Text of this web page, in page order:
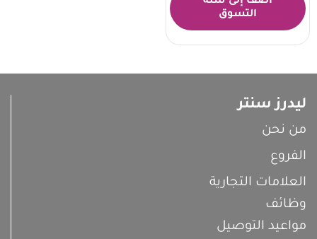
التسوق
ليدرز سنتر
من نحن
الفروع
العلامات التجارية
وظائف
مواعيد التوصيل